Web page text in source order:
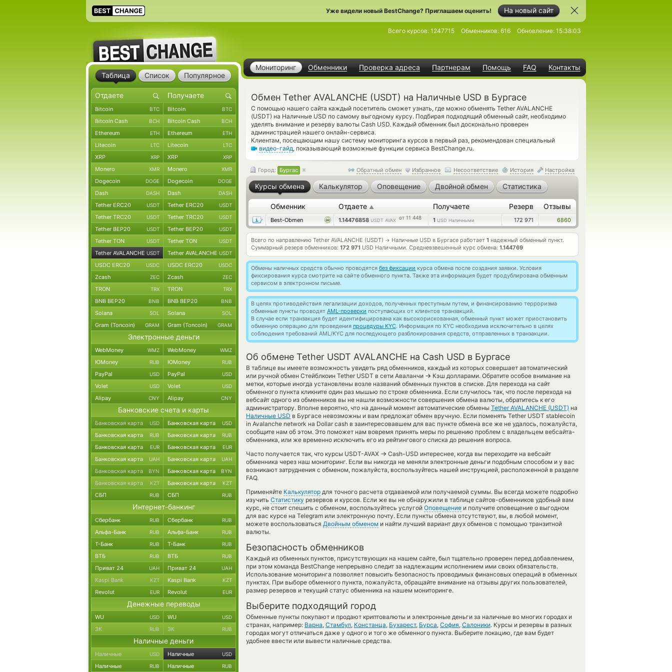
На новый сайт
Уже видели новый BestChange? Приглашаем оценить!
Мониторинг Обменники Проверка адреса Партнерам Помощь FAQ Контакты
Всего курсов: 1247715 Обменников: 616 Обновление: 15:38:03
Обмен Tether AVALANCHE (USDT) на Наличные USD в Бургасе
С помощью нашего сайта каждый посетитель сможет узнать, где можно обменять Tether AVALANCHE
(USDT) на Наличные USD по самому выгодному курсу. Подбирая подходящий обменный сайт, необходимо
уделять внимание и резерву валюты Cash USD. Каждый обменник был досконально проверен
администрацией нашего онлайн-сервиса.
Клиентам, посещающим нашу систему мониторинга курсов в первый раз, рекомендован специальный
видео-гайд, показывающий возможные функции сервиса BestChange.ru.
Обратный обмен Избранное Несоответствие История Настройка
Город: Бургас
Курсы обмена Калькулятор Оповещение Двойной обмен Статистика
Обменник Отдаете ▲ Получаете Резерв Отзывы
Best-Obmen 1.14476858 USDT AVAX от 11 448 1 USD Наличными 172 971 6860
Всего по направлению Tether AVALANCHE (USDT) → Наличные USD в Бургасе работает 1 надежный обменный пункт.
Суммарный резерв обменников: 172 971 USD Наличными. Средневзвешенный курс обмена: 1.144769
Обмены наличных средств обычно проводятся без фиксации курса обмена после создания заявки. Условия
фиксирования курса смотрите на сайте обменного пункта. Также эта информация будет продублирована обменным
сервисом в электронном письме.
В целях противодействия легализации доходов, полученных преступным путем, и финансированию терроризма
обменные пункты проводят AML-проверки поступающих от клиентов транзакций.
В случае если транзакция будет идентифицирована как высокорискованная, обменный пункт может приостановить
обменную операцию для проведения процедуры KYC. Информация по KYC необходима исключительно в целях
соблюдения требований AML/KYC для последующего разблокирования средств, отправленных в транзакции.
Об обмене Tether USDT AVALANCHE на Cash USD в Бургасе
В таблице вы имеете возможность увидеть ряд обменников, каждый из которых совершает автоматический
или ручной обмен Стейблкоин Tether USDT в сети Аваланчи → Кэш долларами. Обратите особое внимание на
метки, которые иногда установлены возле названий обменных пунктов в списке. Для перехода на сайт
обменного пункта кликните один раз мышью по строке обменника. Если случилось так, что после перехода на
вебсайт одного из обменников вы не нашли возможности совершения обмена валюты, обратитесь к его
администратору. Вполне вероятно, что на данный момент автоматические обмены Tether AVALANCHE (USDT) на
Наличные USD в Бургасе невозможны и вам предложат обмен вручную. Если поменять Tether USDT stablecoin
in Avalanche network на Dollar cash в заинтересовавшем для вас пункте обмена все же не удалось, пожалуйста,
сообщите нам об этом. Это поможет нам вовремя принять меры по решению проблем с владельцем вебсайта-
обменника, или же временно исключить его из рейтингового списка до решения вопроса.
Часто получается так, что курсы USDT-AVAX → Cash-USD интереснее, когда вы переходите на вебсайт
обменника через наш мониторинг. Если вы никогда не меняли электронные деньги подобным способом и у вас
возникают затруднения с обменом, пожалуйста, воспользуйтесь нашей инструкцией, расположенной в разделе
FAQ.
Применяйте Калькулятор для точного расчета отдаваемой или получаемой суммы. Вы всегда можете подробно
изучить Статистику резервов и курсов. Если же вы не обнаружили в таблице сайтов-обменников удобный вам
курс, не стоит спешить с обменом, воспользуйтесь услугой Оповещение и получите оповещение о выгодном
для вас курсе на Telegram или электронную почту. Если пункты обмена отсутствуют, вы, в любой момент,
можете воспользоваться Двойным обменом и найти лучший вариант двух обменов с помощью транзитной
валюты.
Безопасность обменников
Каждый из обменных пунктов, присутствующих на нашем сайте, был тщательно проверен перед добавлением,
при этом команда BestChange непрерывно следит за надлежащим исполнением ими своих обязательств.
Использование мониторинга позволяет повысить безопасность проводимых финансовых операций в обменных
пунктах. При выборе обменного пункта, пожалуйста, обращайте внимание на отзывы других пользователей,
размер резервов и текущий статус обменника на нашем мониторинге.
Выберите подходящий город
Обменные пункты покупают и продают криптовалюты и электронные деньги за наличные во многих городах и
странах, например: Варна, Стамбул, Констанца, Бухарест, Бурса, София, Салоники. Курсы и резервы в разных
городах могут отличаться даже у одного и того же обменного пункта. Выберите локацию, где вам будет
удобнее ввести или вывести наличные средства.
Таблица Список Популярное
Bitcoin BTC Bitcoin BTC
Bitcoin Cash BCH Bitcoin Cash BCH
Ethereum ETH Ethereum ETH
Litecoin LTC Litecoin LTC
XRP XRP XRP XRP
Monero XMR Monero XMR
Dogecoin DOGE Dogecoin DOGE
Dash DASH Dash DASH
Tether ERC20 USDT Tether ERC20 USDT
Tether TRC20 USDT Tether TRC20 USDT
Tether BEP20 USDT Tether BEP20 USDT
Tether TON USDT Tether TON USDT
Tether AVALANCHE USDT Tether AVALANCHE USDT
USDC ERC20 USDC USDC ERC20 USDC
Zcash ZEC Zcash ZEC
TRON TRX TRON TRX
BNB BEP20 BNB BNB BEP20 BNB
Solana SOL Solana SOL
Gram (Toncoin) GRAM Gram (Toncoin) GRAM
Электронные деньги
WebMoney WMZ WebMoney WMZ
ЮMoney RUB ЮMoney RUB
PayPal USD PayPal USD
Volet USD Volet USD
Alipay CNY Alipay CNY
Банковские счета и карты
Банковская карта USD Банковская карта USD
Банковская карта RUB Банковская карта RUB
Банковская карта EUR Банковская карта EUR
Банковская карта UAH Банковская карта UAH
Банковская карта BYN Банковская карта BYN
Банковская карта KZT Банковская карта KZT
СБП RUB СБП RUB
Интернет-банкинг
Сбербанк RUB Сбербанк RUB
Альфа-Банк RUB Альфа-Банк RUB
Т-Банк RUB Т-Банк RUB
ВТБ RUB ВТБ RUB
Приват 24 UAH Приват 24 UAH
Kaspi Bank KZT Kaspi Bank KZT
Revolut EUR Revolut EUR
Денежные переводы
WU USD WU USD
ЗК RUB ЗК RUB
Наличные деньги
Наличные USD Наличные USD
Наличные RUB Наличные RUB